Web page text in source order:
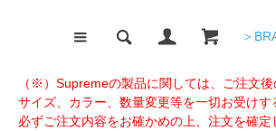
＞
（※）Supremeの製品に関しては、ご注文後
サイズ、カラー、数量変更等を一切お受けす
必ずご注文内容をお確かめの上、注文を確定